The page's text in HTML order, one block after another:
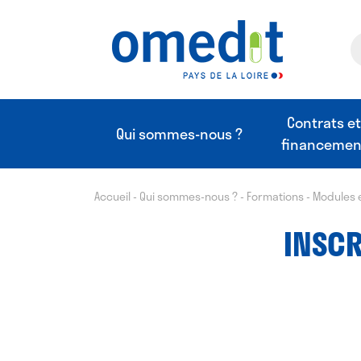
Qui sommes-nous ?
Contrats et
Accueil - Qui sommes-nous ?- Formations- Modules